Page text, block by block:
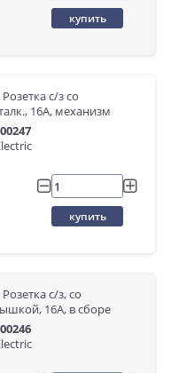
купить
с/з со
16А, механизм
купить
с/з, со
16А, в сборе